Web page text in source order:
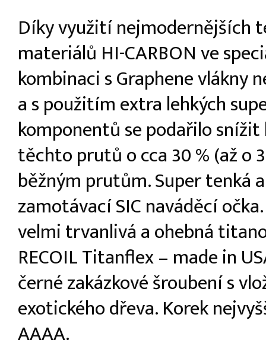
Díky využití nejmodernějších
materiálů HI-CARBON ve
kombinaci s Graphene vlákny
a s použitím extra lehkých
komponentů se podařilo
těchto prutů o cca 30 % (až o
běžným prutům. Super tenká
zamotávací SIC naváděcí
velmi trvanlivá a ohebná
RECOIL Titanflex – made in
černé zakázkové šroubení s
exotického dřeva. Korek
AAAA.